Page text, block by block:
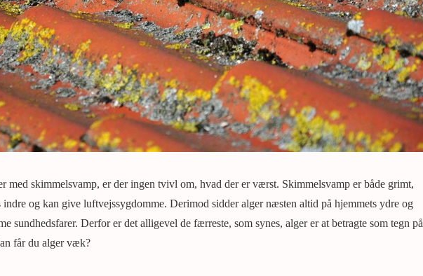
med skimmelsvamp, er der ingen tvivl om, hvad der er værst. Skimmelsvamp er både grimt,
indre og kan give luftvejssygdomme. Derimod sidder alger næsten altid på hjemmets ydre og
sundhedsfarer. Derfor er det alligevel de færreste, som synes, alger er at betragte som tegn på
får du alger væk?